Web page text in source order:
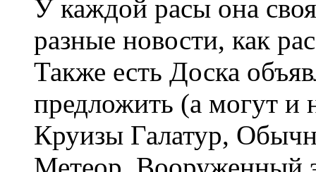
У каждой расы она
разные новости, как
Также есть Доска
предложить (а могут и
Круизы Галатур,